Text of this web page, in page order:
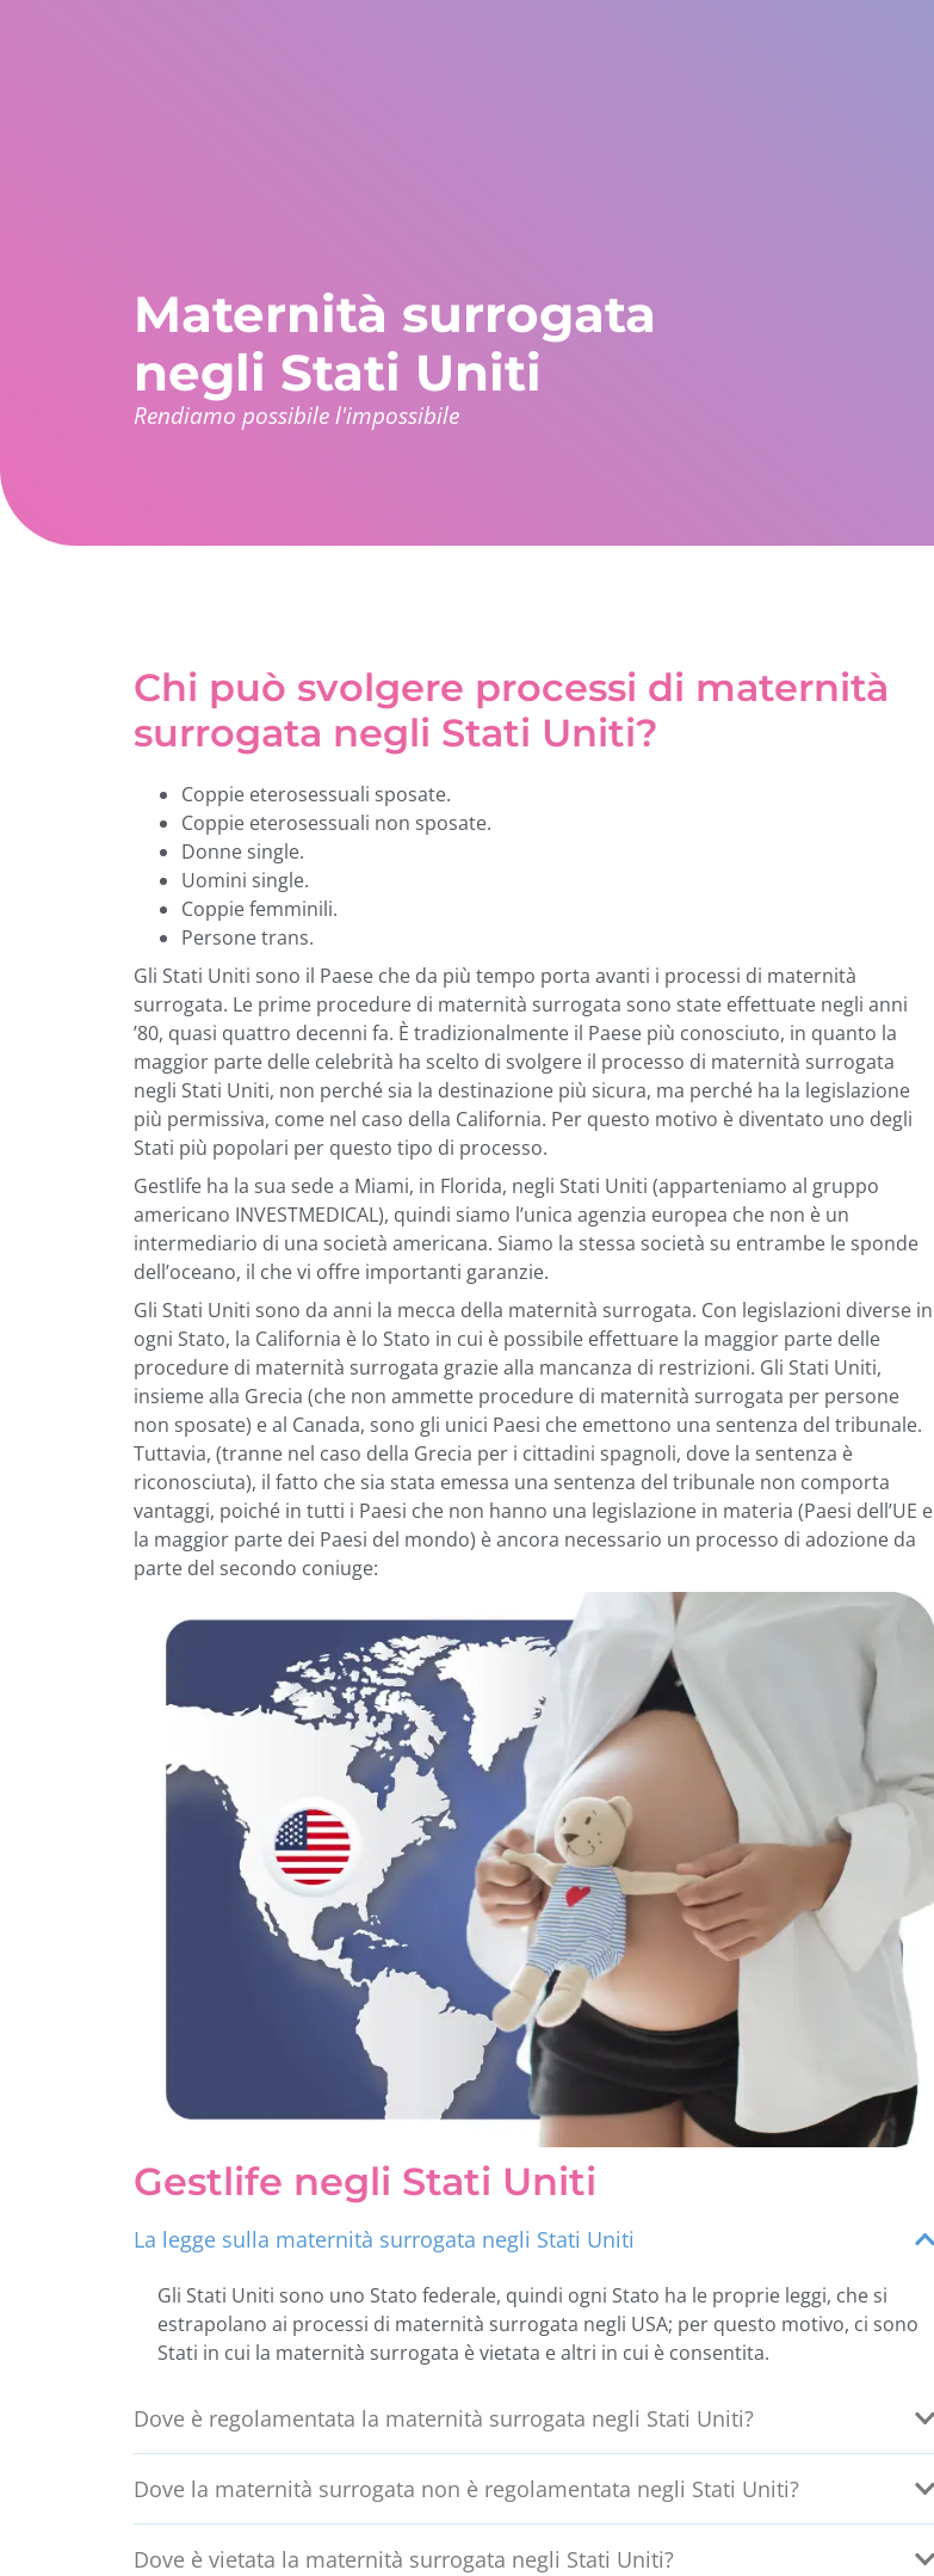
Maternità surrogata
negli Stati Uniti
Rendiamo possibile l'impossibile
Chi può svolgere processi di maternità
surrogata negli Stati Uniti?
Coppie eterosessuali sposate.
Coppie eterosessuali non sposate.
Donne single.
Uomini single.
Coppie femminili.
Persone trans.
Gli Stati Uniti sono il Paese che da più tempo porta avanti i processi di maternità
surrogata. Le prime procedure di maternità surrogata sono state effettuate negli anni
’80, quasi quattro decenni fa. È tradizionalmente il Paese più conosciuto, in quanto la
maggior parte delle celebrità ha scelto di svolgere il processo di maternità surrogata
negli Stati Uniti, non perché sia la destinazione più sicura, ma perché ha la legislazione
più permissiva, come nel caso della California. Per questo motivo è diventato uno degli
Stati più popolari per questo tipo di processo.
Gestlife ha la sua sede a Miami, in Florida, negli Stati Uniti (apparteniamo al gruppo
americano INVESTMEDICAL), quindi siamo l’unica agenzia europea che non è un
intermediario di una società americana. Siamo la stessa società su entrambe le sponde
dell’oceano, il che vi offre importanti garanzie.
Gli Stati Uniti sono da anni la mecca della maternità surrogata. Con legislazioni diverse in
ogni Stato, la California è lo Stato in cui è possibile effettuare la maggior parte delle
procedure di maternità surrogata grazie alla mancanza di restrizioni. Gli Stati Uniti,
insieme alla Grecia (che non ammette procedure di maternità surrogata per persone
non sposate) e al Canada, sono gli unici Paesi che emettono una sentenza del tribunale.
Tuttavia, (tranne nel caso della Grecia per i cittadini spagnoli, dove la sentenza è
riconosciuta), il fatto che sia stata emessa una sentenza del tribunale non comporta
vantaggi, poiché in tutti i Paesi che non hanno una legislazione in materia (Paesi dell’UE e
la maggior parte dei Paesi del mondo) è ancora necessario un processo di adozione da
parte del secondo coniuge:
Gestlife negli Stati Uniti
La legge sulla maternità surrogata negli Stati Uniti
Gli Stati Uniti sono uno Stato federale, quindi ogni Stato ha le proprie leggi, che si
estrapolano ai processi di maternità surrogata negli USA; per questo motivo, ci sono
Stati in cui la maternità surrogata è vietata e altri in cui è consentita.
Dove è regolamentata la maternità surrogata negli Stati Uniti?
Dove la maternità surrogata non è regolamentata negli Stati Uniti?
Dove è vietata la maternità surrogata negli Stati Uniti?